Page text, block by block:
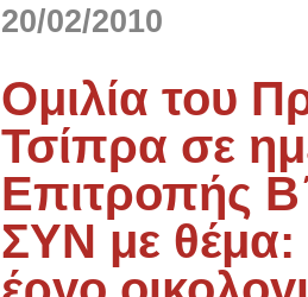
20/02/2010
Ομιλία του
Τσίπρα σε
Επιτροπής
ΣΥΝ με θέμα: